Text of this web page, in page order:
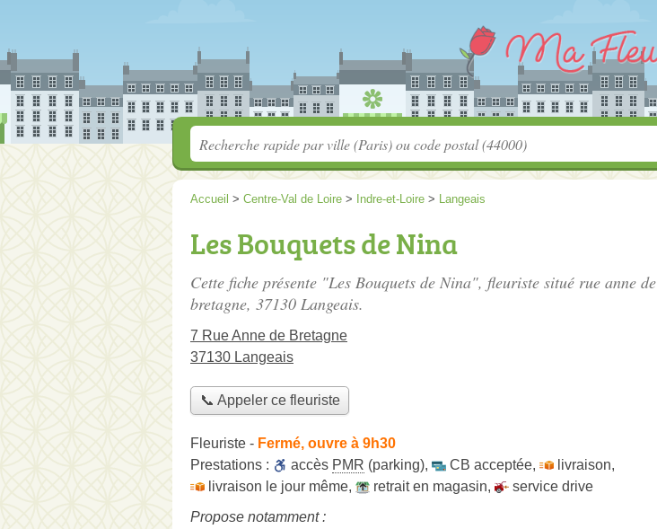
Accueil > Centre-Val de Loire > Indre-et-Loire > Langeais
Les Bouquets de Nina
Cette fiche présente "Les Bouquets de Nina", fleuriste situé rue anne de
bretagne, 37130 Langeais.
7 Rue Anne de Bretagne
37130 Langeais
📞 Appeler ce fleuriste
Fleuriste - Fermé, ouvre à 9h30
Prestations :
accès PMR (parking), CB acceptée, livraison,
livraison le jour même, retrait en magasin,
service drive
Propose notamment :